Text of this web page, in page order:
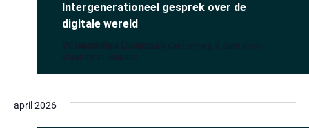
Intergenerationeel gesprek over de
digitale wereld
april 2026